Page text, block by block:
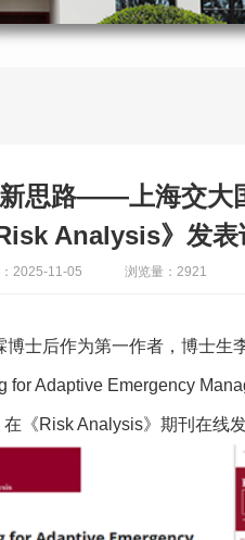
思路——上海交大
Analysis》发表
2025-11-05 浏览量：2921
士后作为第一作者，博士生
Adaptive Emergency
《Risk Analysis》期刊在线发